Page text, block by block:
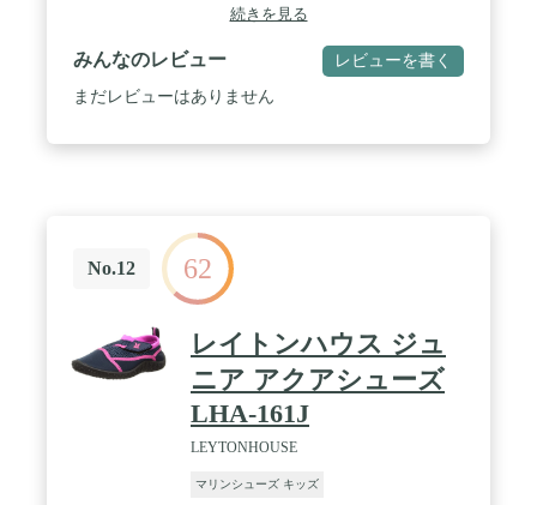
続きを見る
みんなのレビュー レビューを書く
まだレビューはありません
No.12 62
レイトンハウス ジュ
ニア アクアシューズ
LHA-161J
LEYTONHOUSE
マリンシューズ キッズ